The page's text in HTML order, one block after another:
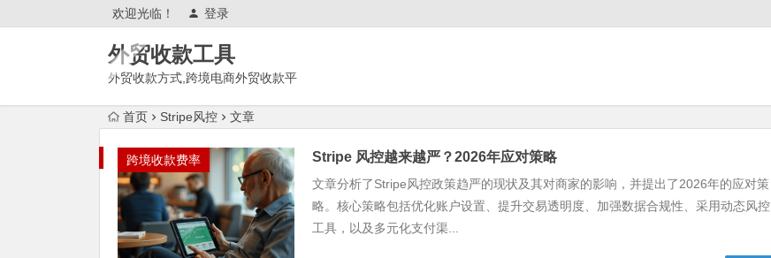
欢迎光临！ 登录
外贸收款工具
外贸收款方式,跨境电商外贸收款平
逊,tk,tiktok,temu特姆,东南亚
首页 Stripe风控 文章
跨境收款费率 Stripe 风控越来越严？2026年应对策略
文章分析了Stripe风控政策趋严的现状及其对商家的影响，并提出了2026年的应对策
略。核心策略包括优化账户设置、提升交易透明度、加强数据合规性、采用动态风控
工具，以及多元化支付渠...